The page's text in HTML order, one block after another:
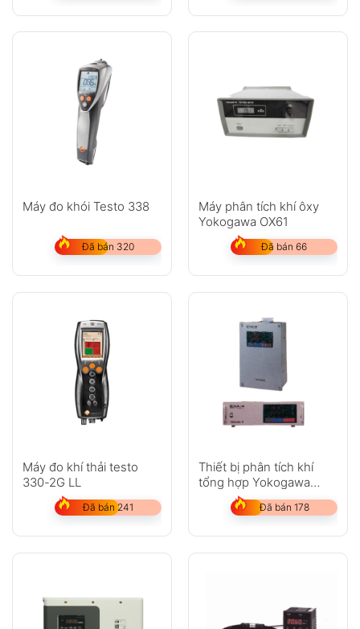
Máy đo khói Testo 338
Đã bán 320
Máy phân tích khí ôxy
Yokogawa OX61
Đã bán 66
Máy đo khí thải testo
330-2G LL
Đã bán 241
Thiết bị phân tích khí
tổng hợp Yokogawa
Đã bán 178